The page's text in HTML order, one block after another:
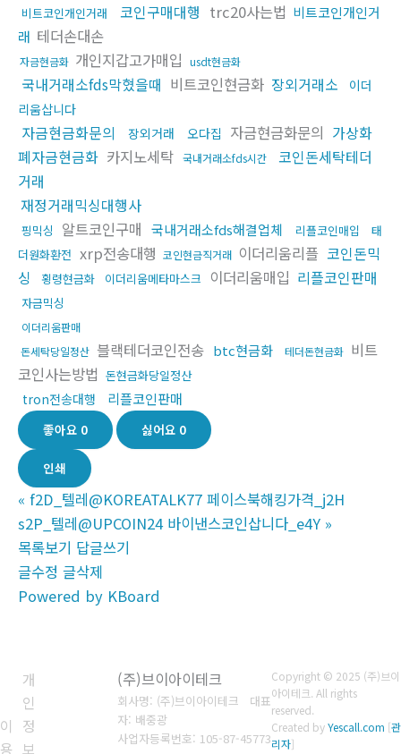
비트코인개인거래 코인구매대행 trc20사는법 비트코인개인거
래 테더손대손
자금현금화 개인지갑고가매입 usdt현금화
국내거래소fds막혔을때 비트코인현금화 장외거래소
이더
리움삽니다
자금현금화문의 장외거래 오다집 자금현금화문의 가상화
폐자금현금화 카지노세탁 국내거래소fds시간
코인돈세탁테더
거래
재정거래믹싱대행사
핑믹싱 알트코인구매 국내거래소fds해결업체 리플코인매입
태
더원화환전 xrp전송대행 코인현금직거래 이더리움리플 코인돈믹
싱
횡령현금화 이더리움메타마스크 이더리움매입 리플코인판매
자금믹싱
이더리움판매
돈세탁당일정산 블랙테더코인전송 btc현금화 테더돈현금화 비트
코인사는방법 돈현금화당일정산
tron전송대행 리플코인판매
좋아요 0 싫어요 0
인쇄
« f2D_텔레@KOREATALK77 페이스북해킹가격_j2H
s2P_텔레@UPCOIN24 바이낸스코인삽니다_e4Y »
목록보기 답글쓰기
글수정 글삭제
Powered by KBoard
이
용
개
인
정
보
(주)브이아이테크
회사명: (주)브이아이테크 대표
자: 배중광
사업자등록번호: 105-87-45773
Copyright © 2025 (주)브이
아이테크. All rights
reserved.
Created byYescall.com [관
리자]